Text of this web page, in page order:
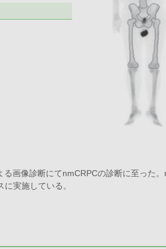
画像診断にてnmCRPCの診断に至った
実施している。